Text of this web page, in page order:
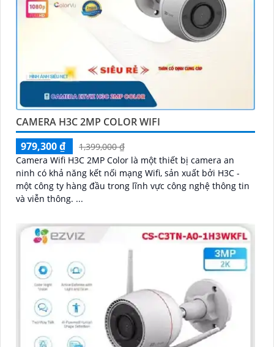
CAMERA H3C 2MP COLOR WIFI
979,300 ₫
1,399,000 ₫
Camera Wifi H3C 2MP Color là một thiết bị camera an
ninh có khả năng kết nối mạng Wifi, sản xuất bởi H3C -
một công ty hàng đầu trong lĩnh vực công nghệ thông tin
và viễn thông. ...